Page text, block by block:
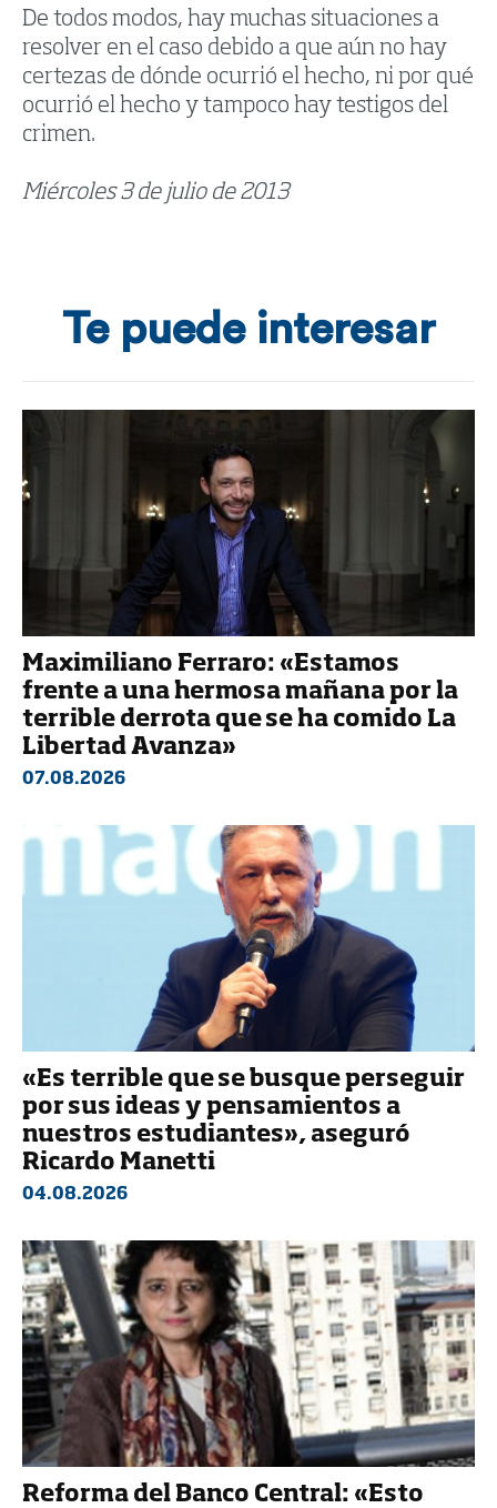
De todos modos, hay muchas situaciones a
resolver en el caso debido a que aún no hay
certezas de dónde ocurrió el hecho, ni por qué
ocurrió el hecho y tampoco hay testigos del
crimen.
Miércoles 3 de julio de 2013
Te puede interesar
Maximiliano Ferraro: «Estamos
frente a una hermosa mañana por la
terrible derrota que se ha comido La
Libertad Avanza»
07.08.2026
«Es terrible que se busque perseguir
por sus ideas y pensamientos a
nuestros estudiantes», aseguró
Ricardo Manetti
04.08.2026
Reforma del Banco Central: «Esto